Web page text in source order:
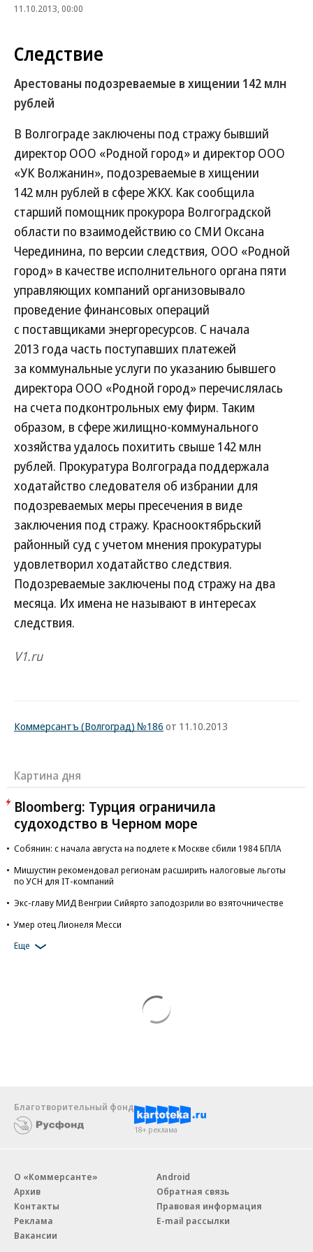
11.10.2013, 00:00
Следствие
Арестованы подозреваемые в хищении 142 млн
рублей
В Волгограде заключены под стражу бывший
директор ООО «Родной город» и директор ООО
«УК Волжанин», подозреваемые в хищении
142 млн рублей в сфере ЖКХ. Как сообщила
старший помощник прокурора Волгоградской
области по взаимодействию со СМИ Оксана
Черединина, по версии следствия, ООО «Родной
город» в качестве исполнительного органа пяти
управляющих компаний организовывало
проведение финансовых операций
с поставщиками энергоресурсов. С начала
2013 года часть поступавших платежей
за коммунальные услуги по указанию бывшего
директора ООО «Родной город» перечислялась
на счета подконтрольных ему фирм. Таким
образом, в сфере жилищно-коммунального
хозяйства удалось похитить свыше 142 млн
рублей. Прокуратура Волгограда поддержала
ходатайство следователя об избрании для
подозреваемых меры пресечения в виде
заключения под стражу. Краснооктябрьский
районный суд с учетом мнения прокуратуры
удовлетворил ходатайство следствия.
Подозреваемые заключены под стражу на два
месяца. Их имена не называют в интересах
следствия.
V1.ru
Коммерсантъ (Волгоград) №186 от 11.10.2013
Картина дня
Bloomberg: Турция ограничила
судоходство в Черном море
Собянин: с начала августа на подлете к Москве сбили 1984 БПЛА
Мишустин рекомендовал регионам расширить налоговые льготы
по УСН для IT-компаний
Экс-главу МИД Венгрии Сийярто заподозрили во взяточничестве
Умер отец Лионеля Месси
Еще
Благотворительный фонд
18+ реклама
О «Коммерсанте»
Архив
Контакты
Реклама
Вакансии
Android
Обратная связь
Правовая информация
E-mail рассылки